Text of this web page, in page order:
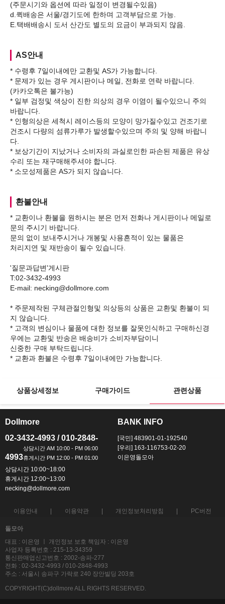
(주문시기와 옵션에 따라 일정이 변경될수있음)
d.퀵배송은 서울/경기도에 한하며 고객부담으로 가능.
AS안내
* 수령후 7일이내에만 교환및 AS가 가능합니다.
* 문제가 있는 경우 게시판이나 메일, 전화로 연락 바랍니다.
(카카오톡은 불가능)
* 일부 검정및 색상이 진한 의상의 경우 이염이 될수있으니 주의
바랍니다.
* 인형의상은 세척시 레이스등의 모양이 망가질수있고 건조기로
건조시 다량의 섬류가루가 발생할수있으며 주의 및 양해 바랍니
다.
* 보상기간이 지났거나 소비자의 과실로인한 파손된 제품은 유상
수리 또는 재구매해주셔야 합니다.
환불안내
* 교환이나 환불을 원하시는 분은 먼저 전화나 게시판이나 메일로
문의 주시기 바랍니다.
문의 없이 보내주시거나 개봉및 사용흔적이 있는 물품은
처리지연 및 재반송이 될수 있습니다.
'질문과답변'게시판
T:02-3432-4993
E-mail: necking@dollmore.com
* 주문제작된 구체관절인형및 의상등의 상품은 교환및 환불이 되
지 않습니다.
* 고객의 변심이나 물품에 대한 정보를 잘못인식하고 구매하신경
우에는 교환및 반송은 배송비가 소비자부담이니
신중한 구매 부탁드립니다.
상품상세정보 구매가이드 관련상품
Dollmore
02-3432-4993 / 010-2848-
4993
상담시간 10:00~18:00
휴게시간 12:00~13:00
necking@dollmore.com
BANK INFO
[국민] 483901-01-192540
[우리] 163-116753-02-20
이은영돌모아
이용안내 이용약관 개인정보처리방침 PC버전
돌모아
대표 : 이은영 ㅣ 개인정보 보호 책임자 : 이은영
사업자 등록번호 : 215-13-34359
통신판매업신고번호 : 2002-송파-277
전화 : 02-3432-4993 / 010-2848-4993
주소 : 서울시 송파구 가락로 240 장안빌딩 203호
COPYRIGHT(C)dollmore ALL RIGHTS RESERVED.